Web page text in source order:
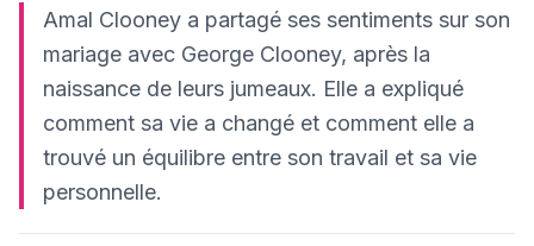
Amal Clooney a partagé ses sentiments sur son
mariage avec George Clooney, après la
naissance de leurs jumeaux. Elle a expliqué
comment sa vie a changé et comment elle a
trouvé un équilibre entre son travail et sa vie
personnelle.